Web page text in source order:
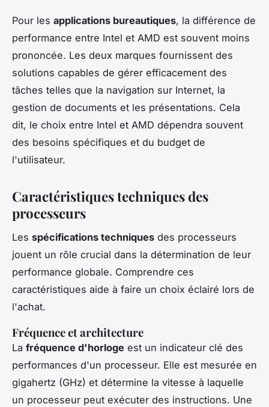
Pour les applications bureautiques, la différence de
performance entre Intel et AMD est souvent moins
prononcée. Les deux marques fournissent des
solutions capables de gérer efficacement des
tâches telles que la navigation sur Internet, la
gestion de documents et les présentations. Cela
dit, le choix entre Intel et AMD dépendra souvent
des besoins spécifiques et du budget de
l'utilisateur.
Caractéristiques techniques des
processeurs
Les spécifications techniques des processeurs
jouent un rôle crucial dans la détermination de leur
performance globale. Comprendre ces
caractéristiques aide à faire un choix éclairé lors de
l'achat.
Fréquence et architecture
La fréquence d'horloge est un indicateur clé des
performances d'un processeur. Elle est mesurée en
gigahertz (GHz) et détermine la vitesse à laquelle
un processeur peut exécuter des instructions. Une